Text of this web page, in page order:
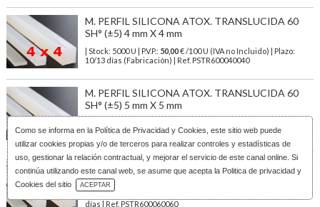
Como se informa en la Política de Privacidad y Cookies , este sitio web puede
utilizar cookies propias y/o de terceros para realizar controles y estadísticas de
uso, gestionar la relación contractual, y mejorar el servicio de este canal online. Si
continúa utilizando este canal web, se asume que acepta la Politica de privacidad y
Cookies del sitio
ACEPTAR
M. PERFIL SILICONA ATOX. TRANSLUCIDA 60
SH° (±5) 4 mm X 4 mm
| Stock: 5000 U | P.V.P.: 50,00€/100 U (IVA no Incluido)
| Plazo:
10/13 días (Fabricación) | Ref. PSTR600040040
M. PERFIL SILICONA ATOX. TRANSLUCIDA 60
SH° (±5) 5 mm X 5 mm
10/13 días (Fabricación) | Ref.PSTR600050050
M. PERFIL SILICONA ATOX. TRANSLUCIDA 60
SH° (±5) 6 mm X 6 mm
días | Ref. PSTR600060060
Descarga Catálogo